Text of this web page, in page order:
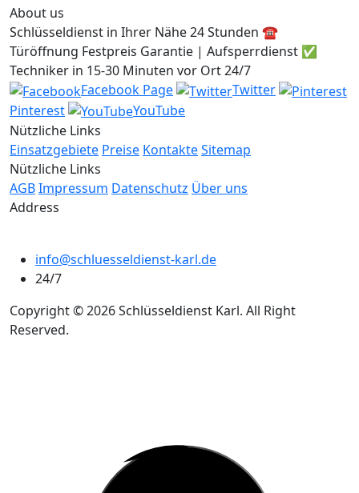
About us
Schlüsseldienst in Ihrer Nähe 24 Stunden ☎️
Türöffnung Festpreis Garantie | Aufsperrdienst ✅
Techniker in 15-30 Minuten vor Ort 24/7
Facebook Page
Twitter
Pinterest
YouTube
Nützliche Links
Einsatzgebiete Preise KontakteSitemap
Nützliche Links
AGBImpressum Datenschutz Über uns
Address
info@schluesseldienst-karl.de
24/7
Copyright © 2026 Schlüsseldienst Karl. All Right
Reserved.